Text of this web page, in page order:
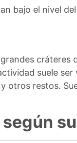
bajo el nivel
cráteres
suele
otros restos.